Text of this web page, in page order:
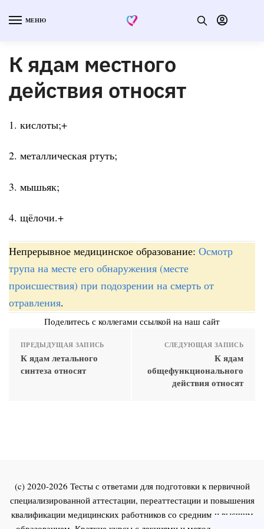
МЕНЮ
К ядам местного
действия относят
1. кислоты;+
2. металлическая ртуть;
3. мышьяк;
4. щёлочи.+
Непрерывное медицинское образование: Осмотр
трупа на месте его обнаружения (месте
происшествия) при подозрении на смерть от
отравления.
Поделитесь с коллегами ссылкой на наш сайт
ПРЕДЫДУЩАЯ ЗАПИСЬ
К ядам летального
синтеза относят
СЛЕДУЮЩАЯ ЗАПИСЬ
К ядам
общефункционального
действия относят
(c) 2020-2026 Тесты с ответами для подготовки к первичной
специализированной аттестации, переаттестации и повышения
квалификации медицинских работников со средним и высшим